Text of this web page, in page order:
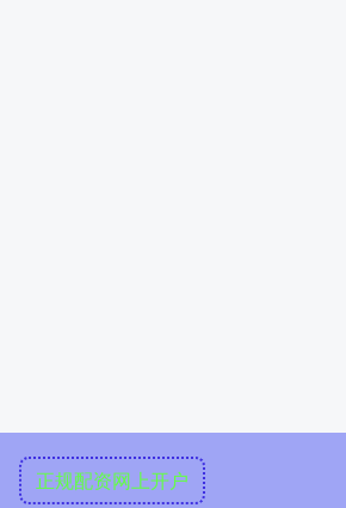
正规配资网上开户